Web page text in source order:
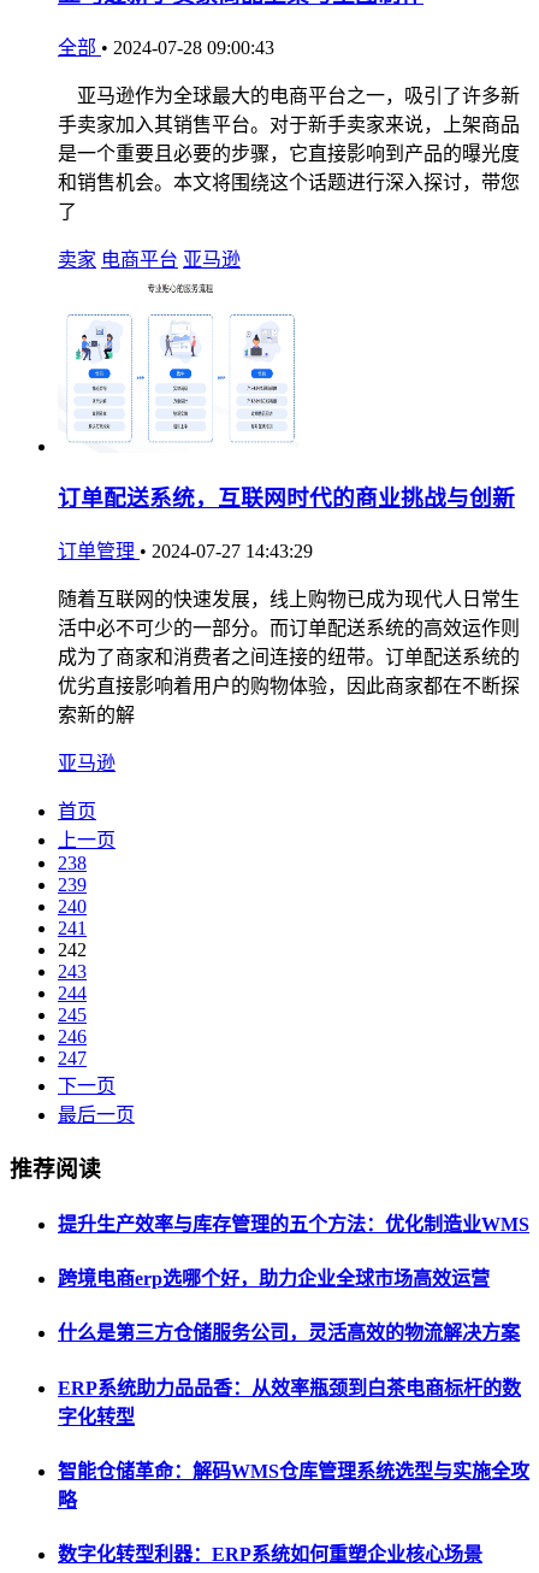
全部 • 2024-07-28 09:00:43
亚马逊作为全球最大的电商平台之一，吸引了许多新
手卖家加入其销售平台。对于新手卖家来说，上架商品
是一个重要且必要的步骤，它直接影响到产品的曝光度
和销售机会。本文将围绕这个话题进行深入探讨，带您
了
卖家 电商平台 亚马逊
订单配送系统，互联网时代的商业挑战与创新
订单管理 • 2024-07-27 14:43:29
随着互联网的快速发展，线上购物已成为现代人日常生
活中必不可少的一部分。而订单配送系统的高效运作则
成为了商家和消费者之间连接的纽带。订单配送系统的
优劣直接影响着用户的购物体验，因此商家都在不断探
索新的解
亚马逊
首页
上一页
238
239
240
241
242
243
244
245
246
247
下一页
最后一页
推荐阅读
提升生产效率与库存管理的五个方法：优化制造业WMS
跨境电商erp选哪个好，助力企业全球市场高效运营
什么是第三方仓储服务公司，灵活高效的物流解决方案
ERP系统助力品品香：从效率瓶颈到白茶电商标杆的数
字化转型
智能仓储革命：解码WMS仓库管理系统选型与实施全攻
略
数字化转型利器：ERP系统如何重塑企业核心场景